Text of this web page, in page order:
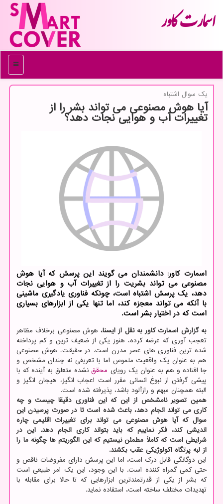
اسمارت كاور
منو
یك سوال اشتباه
آیا هوش مصنوعی می تواند بشر را از
تغییرات آب و هوایی نجات دهد؟
اسمارت کاور: دانشمندان می گویند این پرسش که آیا هوش
مصنوعی می تواند بشریت را از تغییرات آب و هوایی نجات
دهد، یک پرسش اشتباه است، چونکه فناوری یادگیری ماشینی
با آنکه می تواند معجزه کند، اما تنها یکی از ابزارهای بسیاری
است که در اختیار بشر است.
به گزارش اسمارت کاور به نقل از ایسنا، هوش مصنوعی برخلاف مظاهر
تعجب آوری که عرضه کرده، هنوز یکی از ضعیف ترین و کم پرداخته
شده ترین فناوری های عصر مدرن است. در حقیقت، هوش مصنوعی
هم به عنوان یک واقعیت ملموس اما با تعریفی نه چندان مشخص و
جا افتاده و هم به عنوان یک رویای محققنشده متعلق به آینده که با
پیشی گرفتن از نبوغ انسانی مقرر است اعجاب انگیز، هیجان انگیز و
البته همچنان مبهم و رازآلود باشد، پذیرفته شده است.
همین تصویر نامشخص از این که این فناوری دقیقا چیست و چه
کاری می تواند انجام دهد، باعث شده است تا در صورت پرسیدن این
سوال که آیا هوش مصنوعی می تواند برای تغییرات اقلیمی چاره
اندیشی کند، فکر نماییم که باید بتواند کاری انجام دهد. این در
شرایطی است که کاملاً مطمئن نیستیم که این الگوریتم ها چگونه ما را
از لبه پرتگاه اکولوژیکی عقب بکشند.
این دوگانگی قابل درک است، اما این پرسش دارای مفروضات ناقص و
حتی کمی گمراه کننده است. با این وجود، این یک امر طبیعی است
که بشر از یکی از قدرتمندترین ابزارهایی که تا حالا برای مقابله با
تهدیدات مختلف ساخته است، استفاده نماید.